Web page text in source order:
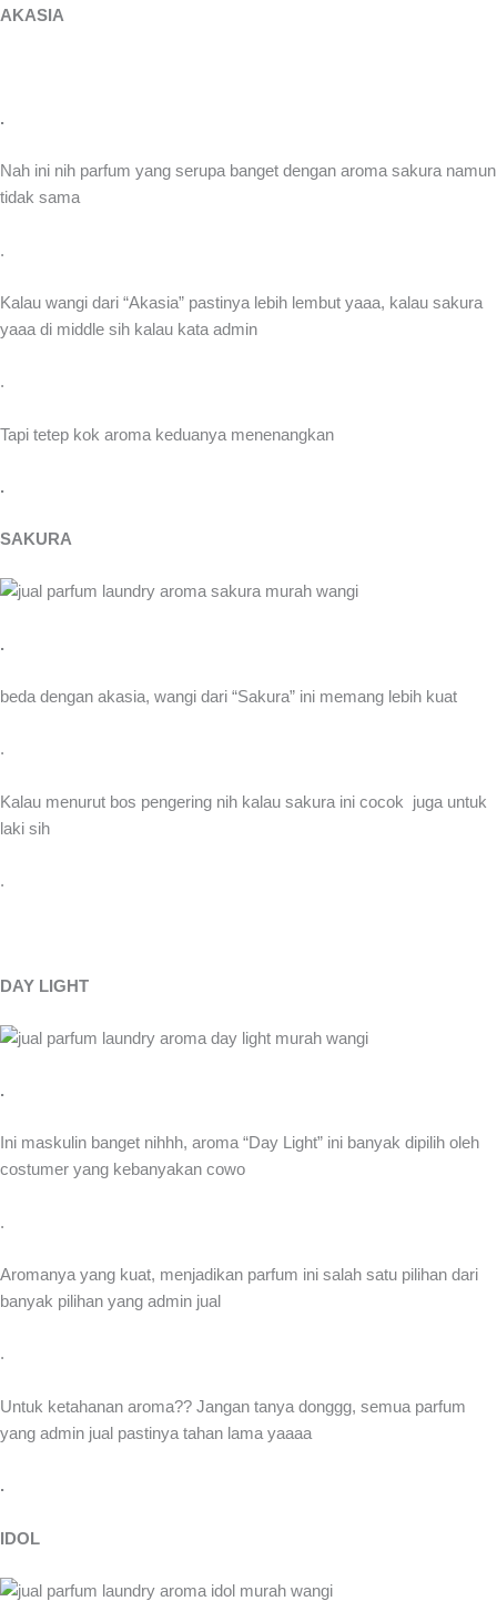
AKASIA
.
Nah ini nih parfum yang serupa banget dengan aroma sakura namun
tidak sama
.
Kalau wangi dari “Akasia” pastinya lebih lembut yaaa, kalau sakura
yaaa di middle sih kalau kata admin
.
Tapi tetep kok aroma keduanya menenangkan
.
SAKURA
.
beda dengan akasia, wangi dari “Sakura” ini memang lebih kuat
.
Kalau menurut bos pengering nih kalau sakura ini cocok juga untuk
laki sih
.
DAY LIGHT
.
Ini maskulin banget nihhh, aroma “Day Light” ini banyak dipilih oleh
costumer yang kebanyakan cowo
.
Aromanya yang kuat, menjadikan parfum ini salah satu pilihan dari
banyak pilihan yang admin jual
.
Untuk ketahanan aroma?? Jangan tanya donggg, semua parfum
yang admin jual pastinya tahan lama yaaaa
.
IDOL